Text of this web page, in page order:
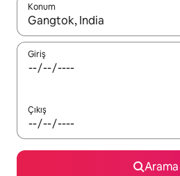
Konum
Sonuçlar kullanılabilir olduğunda
Giriş
Çıkış
Arama